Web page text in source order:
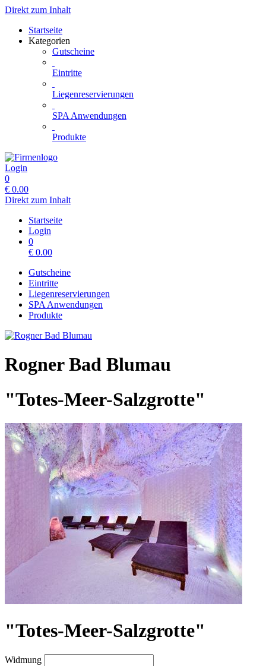
Direkt zum Inhalt
Startseite
Kategorien
Gutscheine
Eintritte
Liegenreservierungen
SPA Anwendungen
Produkte
Login
0
€ 0.00
Direkt zum Inhalt
Startseite
Login
0
€ 0.00
Gutscheine
Eintritte
Liegenreservierungen
SPA Anwendungen
Produkte
Rogner Bad Blumau
"Totes-Meer-Salzgrotte"
"Totes-Meer-Salzgrotte"
Widmung